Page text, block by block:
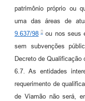
patrimônio próprio ou
uma das áreas de
9.637/98
ou nos seus
sem subvenções
Decreto de Qualificação
6.7. As entidades
requerimento de
de Viamão não será,